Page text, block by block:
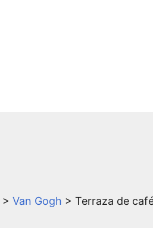
> Van Gogh > Terraza de